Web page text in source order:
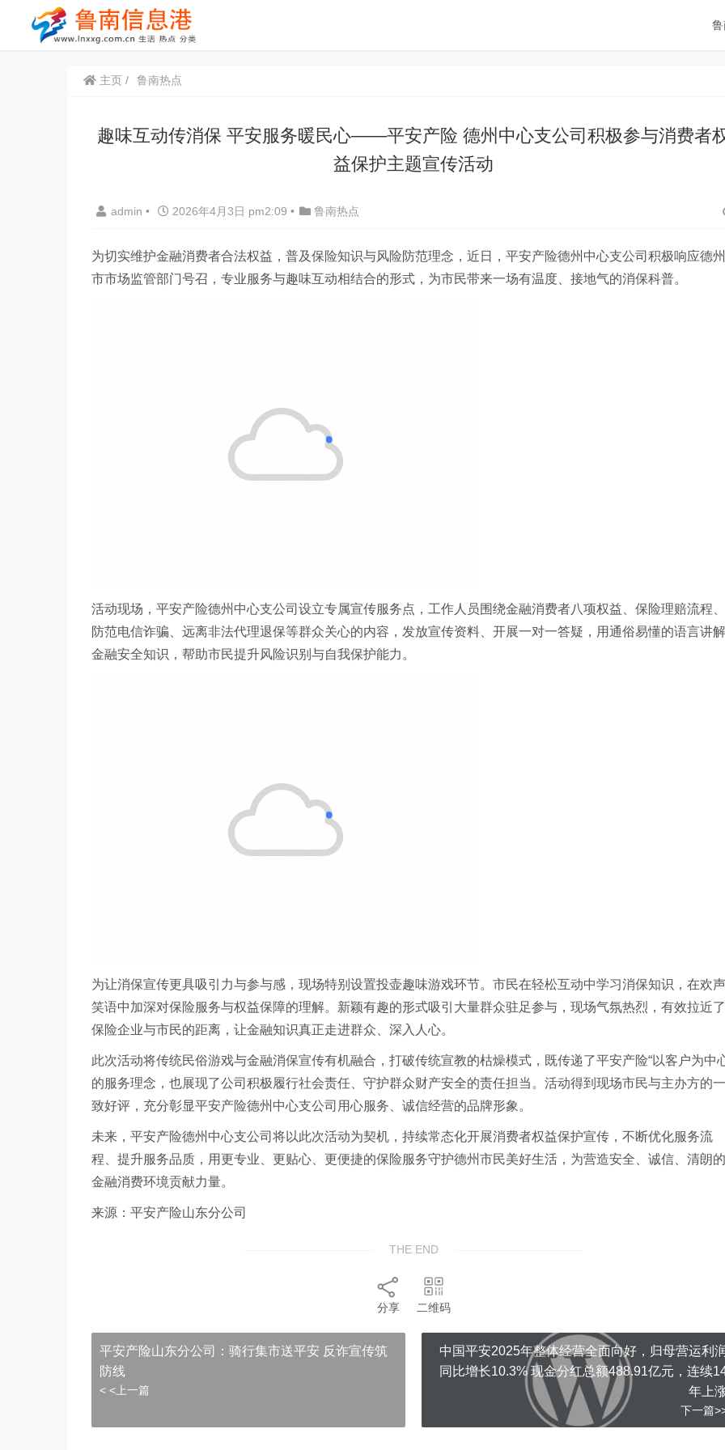
主页 鲁南热点
趣味互动传消保 平安服务暖民心——平安产险 德州中心支公司积极参与消费者
益保护主题宣传活动
admin • 2026年4月3日 pm2:09 • 鲁南热点
为切实维护金融消费者合法权益，普及保险知识与风险防范理念， 近日， 平安产险德州 中心支公司 积极响应德州
市市场监管部门号召，专业服务与趣味互动相结合的形式，为市民带来一场有温度、接地气的消保科普。
活动现场，平安产险德州 中心支公司 设立专属宣传服务点，工作人员围绕金融消费者八项权益、保险理赔流程、
防范电信诈骗、远离非法代理退保等群众关心的内容，发放宣传资料、开展一对一答疑，用通俗易懂的语言讲解
金融安全知识，帮助市民提升风险识别与自我保护能力。
为让消保宣传更具吸引力与参与感，现场特别设置投壶趣味游戏环节。市民在轻松互动中学习消保知识，在欢声
笑语中加深对保险服务与权益保障的理解。新颖有趣的形式吸引大量群众驻足参与，现场气氛热烈，有效拉近了
保险企业与市民的距离，让金融知识真正走进群众、深入人心。
此次活动将传统民俗游戏与金融消保宣传有机融合，打破传统宣教的枯燥模式，既传递了平安产险“以客户为中
的服务理念，也展现了公司积极履行社会责任、守护群众财产安全的责任担当。活动得到现场市民与主办方的一
致好评，充分彰显平安产险德州 中心支公司 用心服务、诚信经营的品牌形象。
未来，平安产险德州 中心支公司 将以此次活动为契机，持续常态化开展消费者权益保护宣传，不断优化服务流
程、提升服务品质，用更专业、更贴心、更便捷的保险服务守护德州市民美好生活，为营造安全、诚信、清朗的
金融消费环境贡献力量。
来源：平安产险山东分公司
THE END
分享 二维码
平安产险山东分公司：骑行集市送平安 反诈宣传筑
防线
< <上一篇
中国平安2025年整体经营全面向好，归母营运利润
同比增长10.3% 现金分红总额488.91亿元，连续
年上
下一篇